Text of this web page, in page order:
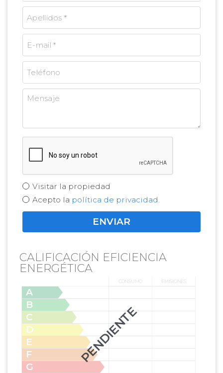
Visitar la propiedad
Acepto la política de privacidad
CALIFICACIÓN EFICIENCIA
ENERGÉTICA
PENDIENTE
CONSUMO EMISIONES
A
B
C
D
E
F
G